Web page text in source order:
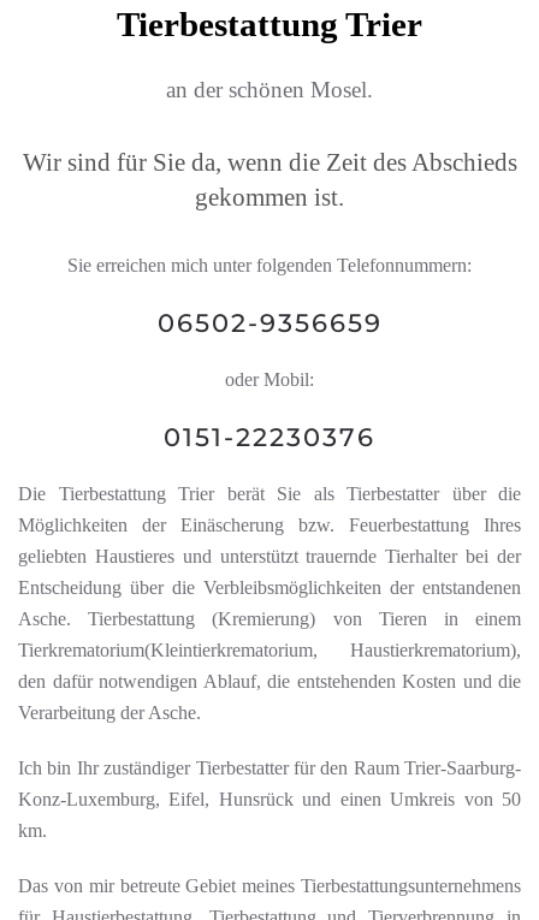
Tierbestattung Trier
an der schönen Mosel.
Wir sind für Sie da, wenn die Zeit des Abschieds
gekommen ist.
Sie erreichen mich unter folgenden Telefonnummern:
06502-9356659
oder Mobil:
0151-22230376
Die Tierbestattung Trier berät Sie als Tierbestatter über die
Möglichkeiten der Einäscherung bzw. Feuerbestattung Ihres
geliebten Haustieres und unterstützt trauernde Tierhalter bei der
Entscheidung über die Verbleibsmöglichkeiten der entstandenen
Asche. Tierbestattung (Kremierung) von Tieren in einem
Tierkrematorium(Kleintierkrematorium, Haustierkrematorium),
den dafür notwendigen Ablauf, die entstehenden Kosten und die
Verarbeitung der Asche.
Ich bin Ihr zuständiger Tierbestatter für den Raum Trier-Saarburg-
Konz-Luxemburg, Eifel, Hunsrück und einen Umkreis von 50
km.
Das von mir betreute Gebiet meines Tierbestattungsunternehmens